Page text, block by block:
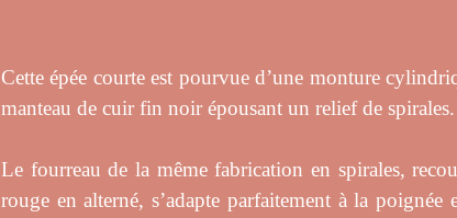
Cette épée courte est pourvue d’une monture
manteau de cuir fin noir épousant un relief de spirales.
Le fourreau de la même fabrication en spirales,
rouge en alterné, s’adapte parfaitement à la poignée